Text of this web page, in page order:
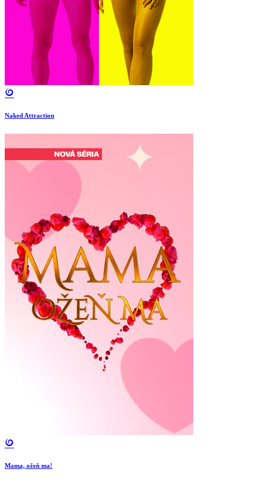
Naked Attraction
Mama, ožeň ma!